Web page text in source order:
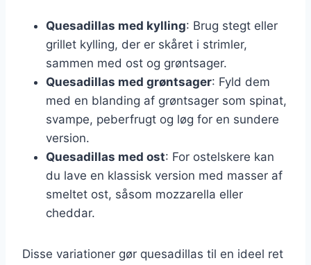
Quesadillas med kylling: Brug stegt eller
grillet kylling, der er skåret i strimler,
sammen med ost og grøntsager.
Quesadillas med grøntsager: Fyld dem
med en blanding af grøntsager som spinat,
svampe, peberfrugt og løg for en sundere
version.
Quesadillas med ost: For ostelskere kan
du lave en klassisk version med masser af
smeltet ost, såsom mozzarella eller
cheddar.
Disse variationer gør quesadillas til en ideel ret